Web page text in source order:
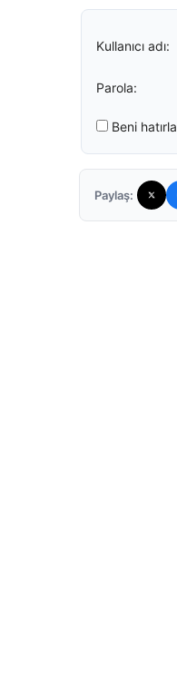
Kullanıcı adı:
Parola:
Beni hatırla
Paylaş: